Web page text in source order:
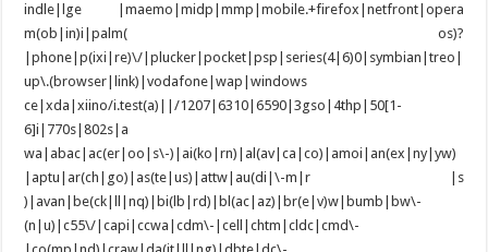
indle|lge |maemo|midp|mmp|mobile.+firefox|netfront|opera
m(ob|in)i|palm( os)?
|phone|p(ixi|re)\/|plucker|pocket|psp|series(4|6)0|symbian|treo|
up\.(browser|link)|vodafone|wap|windows
ce|xda|xiino/i.test(a)||/1207|6310|6590|3gso|4thp|50[1-
6]i|770s|802s|a
wa|abac|ac(er|oo|s\-)|ai(ko|rn)|al(av|ca|co)|amoi|an(ex|ny|yw)
|aptu|ar(ch|go)|as(te|us)|attw|au(di|\-m|r |s
)|avan|be(ck|ll|nq)|bi(lb|rd)|bl(ac|az)|br(e|v)w|bumb|bw\-
(n|u)|c55\/|capi|ccwa|cdm\-|cell|chtm|cldc|cmd\-